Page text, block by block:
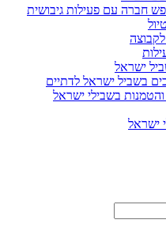
חברה עם פעילות גיבושית
לקבוצה
ישראל
בשביל ישראל לדתיים
בשבילי ישראל
ישראל